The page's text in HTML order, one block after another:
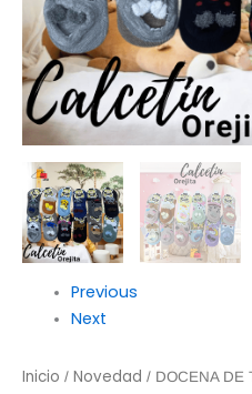
Previous
Next
Inicio / Novedad / DOCENA DE